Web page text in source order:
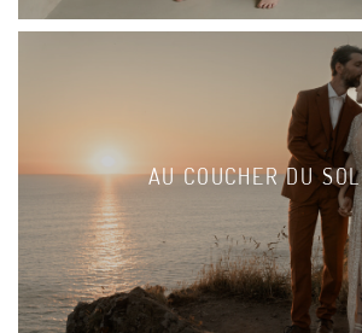
AU COUCHER DU